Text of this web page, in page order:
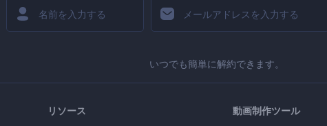
いつでも簡単に解約できます。
リソース 動画制作ツール